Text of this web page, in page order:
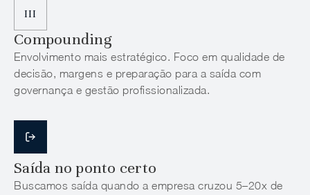
III
Compounding
Envolvimento mais estratégico. Foco em qualidade de
decisão, margens e preparação para a saída com
governança e gestão profissionalizada.
Saída no ponto certo
Buscamos saída quando a empresa cruzou 5–20x de